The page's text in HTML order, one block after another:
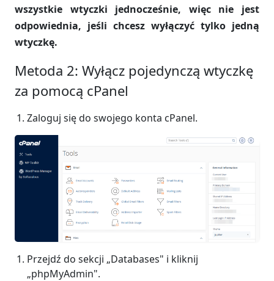
wszystkie wtyczki jednocześnie, więc nie jest
odpowiednia, jeśli chcesz wyłączyć tylko jedną
wtyczkę.
Metoda 2: Wyłącz pojedynczą wtyczkę
za pomocą cPanel
Zaloguj się do swojego konta cPanel.
Przejdź do sekcji „Databases" i kliknij
„phpMyAdmin".